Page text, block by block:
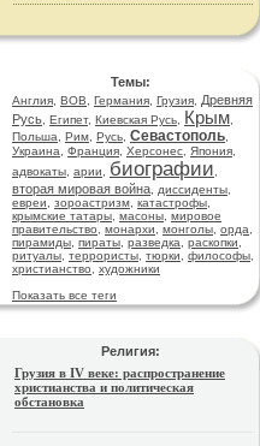
Темы:
Англия ВОВ Германия Грузия
Древняя
Русь Египет, Киевская Русь Крым
Польша
Рим Русь Севастополь
Украина
Франция Херсонес Япония
адвокаты арии биографии
вторая мировая война диссиденты
евреи
зороастризм катастрофы
крымские татары масоны мировое
правительство
монархи монголы орда
пирамиды пираты разведка раскопки
ритуалы террористы тюрки философы
христианство
художники
Показать все теги
Религия:
Грузия в IV веке: распространение
христианства и политическая
обстановка